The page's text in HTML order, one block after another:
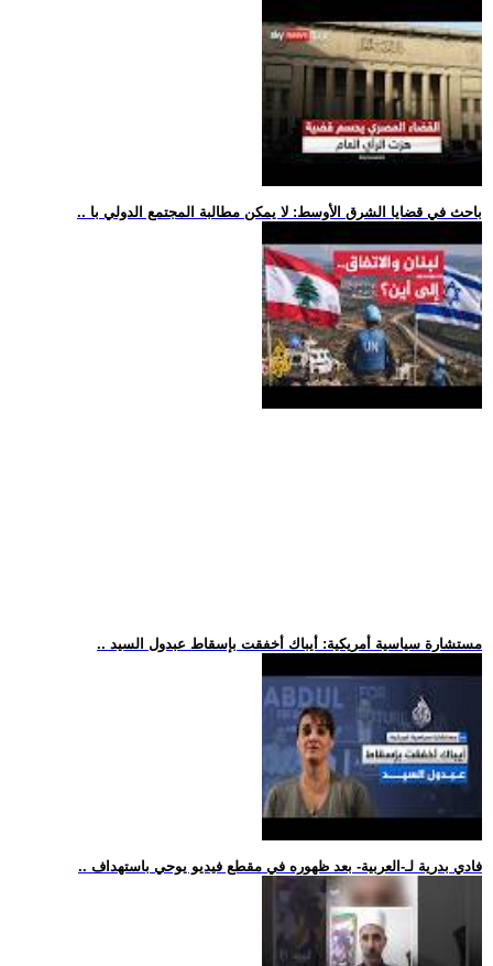
.. باحث في قضايا الشرق الأوسط: لا يمكن مطالبة المجتمع الدولي با
.. مستشارة سياسية أمريكية: أيباك أخفقت بإسقاط عبدول السيد
.. فادي بدرية لـ-العربية- بعد ظهوره في مقطع فيديو يوحي باستهداف